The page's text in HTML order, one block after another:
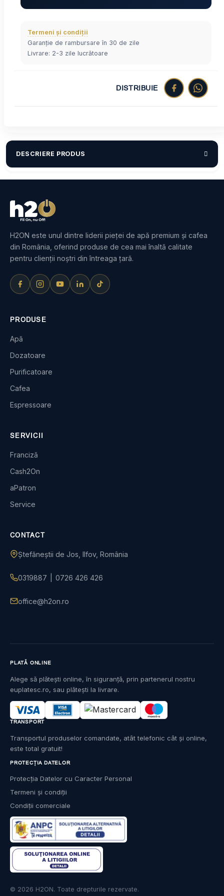
Termeni și condiții
Garanție de rambursare în 30 de zile
Livrare: 2-3 zile lucrătoare
DISTRIBUIE
DESCRIERE PRODUS
H2ON este unul dintre liderii pieței de apă premium și cafea
din România, oferind produse de cea mai înaltă calitate
pentru clienții noștri din întreaga țară.
PRODUSE
Apă
Dozatoare
Purificatoare
Cafea
Espressoare
SERVICII
Franciză
Cash2On
aPatron
Service
CONTACT
Ștefăneștii de Jos, Ilfov, România
0319887 0726 426 426
office@h2on.ro
PROTECȚIA DATELOR
Protecția Datelor cu Caracter Personal
Termeni și condiții
Condiții comerciale
© 2026 H2ON. Toate drepturile rezervate.
PLATĂ ONLINE
Alege să plătești online, în siguranță, prin partenerul nostru
euplatesc.ro, sau plătești la livrare.
TRANSPORT
Transportul produselor comandate, atât telefonic cât și online,
este total gratuit!